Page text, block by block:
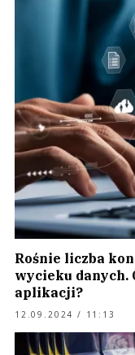
Rośnie liczba
wycieku danych.
aplikacji?
12.09.2024 / 11:13